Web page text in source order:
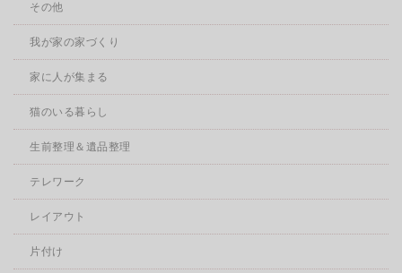
その他
我が家の家づくり
家に人が集まる
猫のいる暮らし
生前整理＆遺品整理
テレワーク
レイアウト
片付け